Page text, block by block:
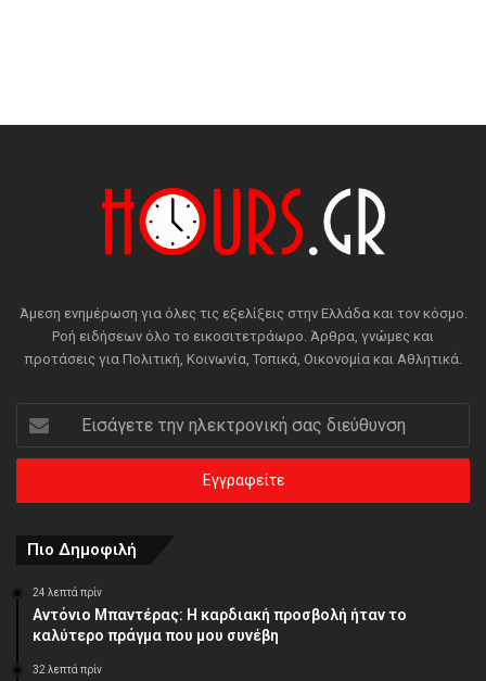
Άμεση ενημέρωση για όλες τις εξελίξεις στην Ελλάδα και τον κόσμο.
Ροή ειδήσεων όλο το εικοσιτετράωρο. Άρθρα, γνώμες και
προτάσεις για Πολιτική, Κοινωνία, Τοπικά, Οικονομία και Αθλητικά.
την
ηλεκτρονική
διεύθυνση
Πιο Δημοφιλή
24 λεπτά πρίν
Αντόνιο Μπαντέρας: Η καρδιακή προσβολή ήταν το
καλύτερο πράγμα που μου συνέβη
32 λεπτά πρίν